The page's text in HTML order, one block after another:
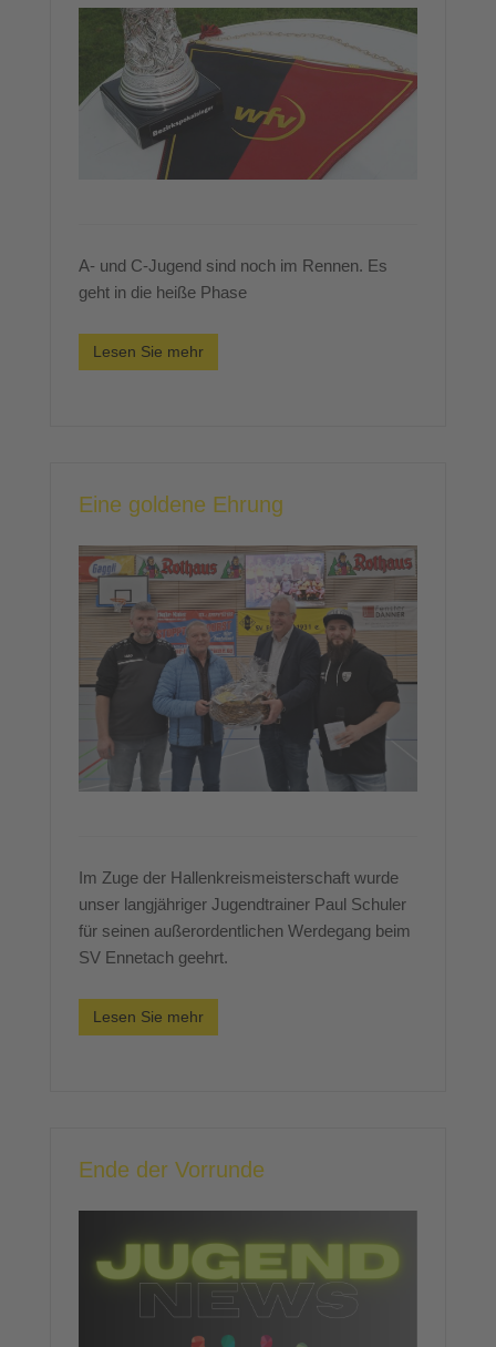
A- und C-Jugend sind noch im Rennen. Es
geht in die heiße Phase
Lesen Sie mehr
Eine goldene Ehrung
Im Zuge der Hallenkreismeisterschaft wurde
unser langjähriger Jugendtrainer Paul Schuler
für seinen außerordentlichen Werdegang beim
SV Ennetach geehrt.
Lesen Sie mehr
Ende der Vorrunde